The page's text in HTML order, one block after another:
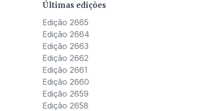
Últimas edições
Edição 2665
Edição 2664
Edição 2663
Edição 2662
Edição 2661
Edição 2660
Edição 2659
Edição 2658